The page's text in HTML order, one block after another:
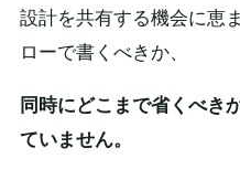
設計を共有する機会に恵
ローで書くべきか、
同時にどこまで省くべき
ていません。